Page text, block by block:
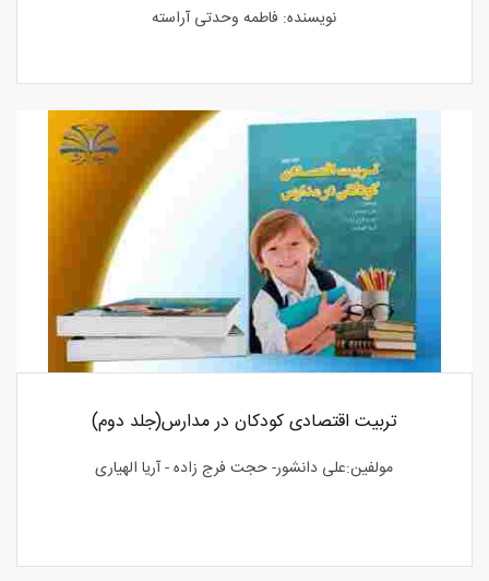
نویسنده: فاطمه وحدتی آراسته
تربیت اقتصادی کودکان در مدارس(جلد دوم)
مولفین:علی دانشور- حجت فرج زاده - آریا الهیاری